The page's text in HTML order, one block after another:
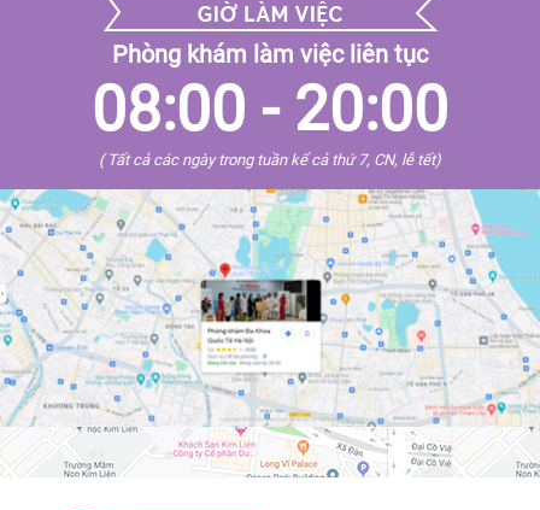
Phòng khám làm việc liên tục
08:00 - 20:00
( Tất cả các ngày trong tuần kể cả thứ 7, CN, lễ tết)